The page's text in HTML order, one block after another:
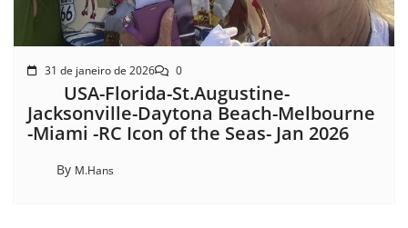
31 de janeiro de 2026 0
USA-Florida-St.Augustine-
Jacksonville-Daytona Beach-Melbourne
-Miami -RC Icon of the Seas- Jan 2026
By M.Hans